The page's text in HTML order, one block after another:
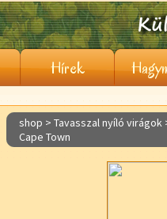
Hírek
shop > Tavasszal nyíló virágok
Cape Town